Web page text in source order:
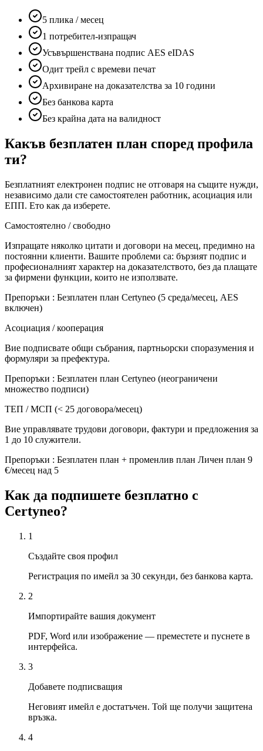
5 плика / месец
1 потребител-изпращач
Усъвършенствана подпис AES eIDAS
Одит трейл с времеви печат
Архивиране на доказателства за 10 години
Без банкова карта
Без крайна дата на валидност
Какъв безплатен план според профила
ти?
Безплатният електронен подпис не отговаря на същите нужди,
независимо дали сте самостоятелен работник, асоциация или
ЕПП. Ето как да изберете.
Самостоятелно / свободно
Изпращате няколко цитати и договори на месец, предимно на
постоянни клиенти. Вашите проблеми са: бързият подпис и
професионалният характер на доказателството, без да плащате
за фирмени функции, които не използвате.
Препоръки : Безплатен план Certyneo (5 среда/месец, AES
включен)
Асоциация / кооперация
Вие подписвате общи събрания, партньорски споразумения и
формуляри за префектура.
Препоръки : Безплатен план Certyneo (неограничени
множество подписи)
ТЕП / МСП (< 25 договора/месец)
Вие управлявате трудови договори, фактури и предложения за
1 до 10 служители.
Препоръки : Безплатен план + променлив план Личен план 9
€/месец над 5
Как да подпишете безплатно с
Certyneo?
1
Създайте своя профил
Регистрация по имейл за 30 секунди, без банкова карта.
2
Импортирайте вашия документ
PDF, Word или изображение — преместете и пуснете в
интерфейса.
3
Добавете подписващия
Неговият имейл е достатъчен. Той ще получи защитена
връзка.
4